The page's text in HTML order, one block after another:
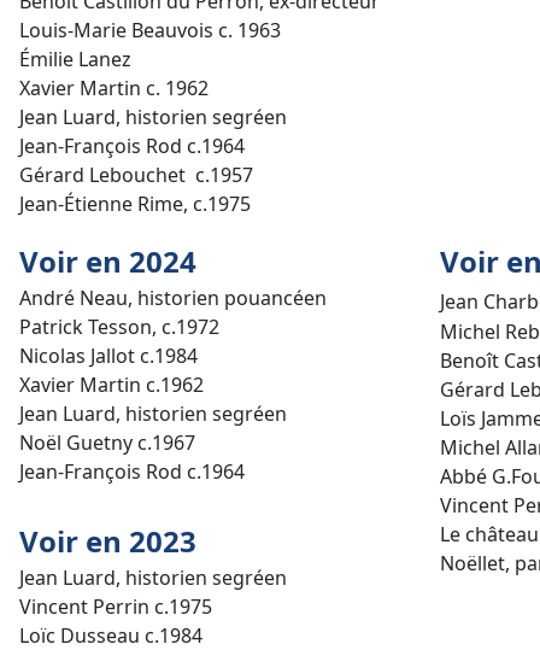
Louis-Marie Beauvois c. 1963
Émilie Lanez
Xavier Martin c. 1962
Jean Luard, historien segréen
Jean-François Rod c.1964
Gérard Lebouchet c.1957
Jean-Étienne Rime, c.1975
Voir en 2024
André Neau, historien pouancéen
Patrick Tesson, c.1972
Nicolas Jallot c.1984
Xavier Martin c.1962
Jean Luard, historien segréen
Noël Guetny c.1967
Jean-François Rod c.1964
Voir en 2023
Jean Luard, historien segréen
Vincent Perrin c.1975
Loïc Dusseau c.1984
Voir
Jean
Michel
Benoît
Gérard
Loïs
Michel
Abbé
Vincent
Le
Noëllet,